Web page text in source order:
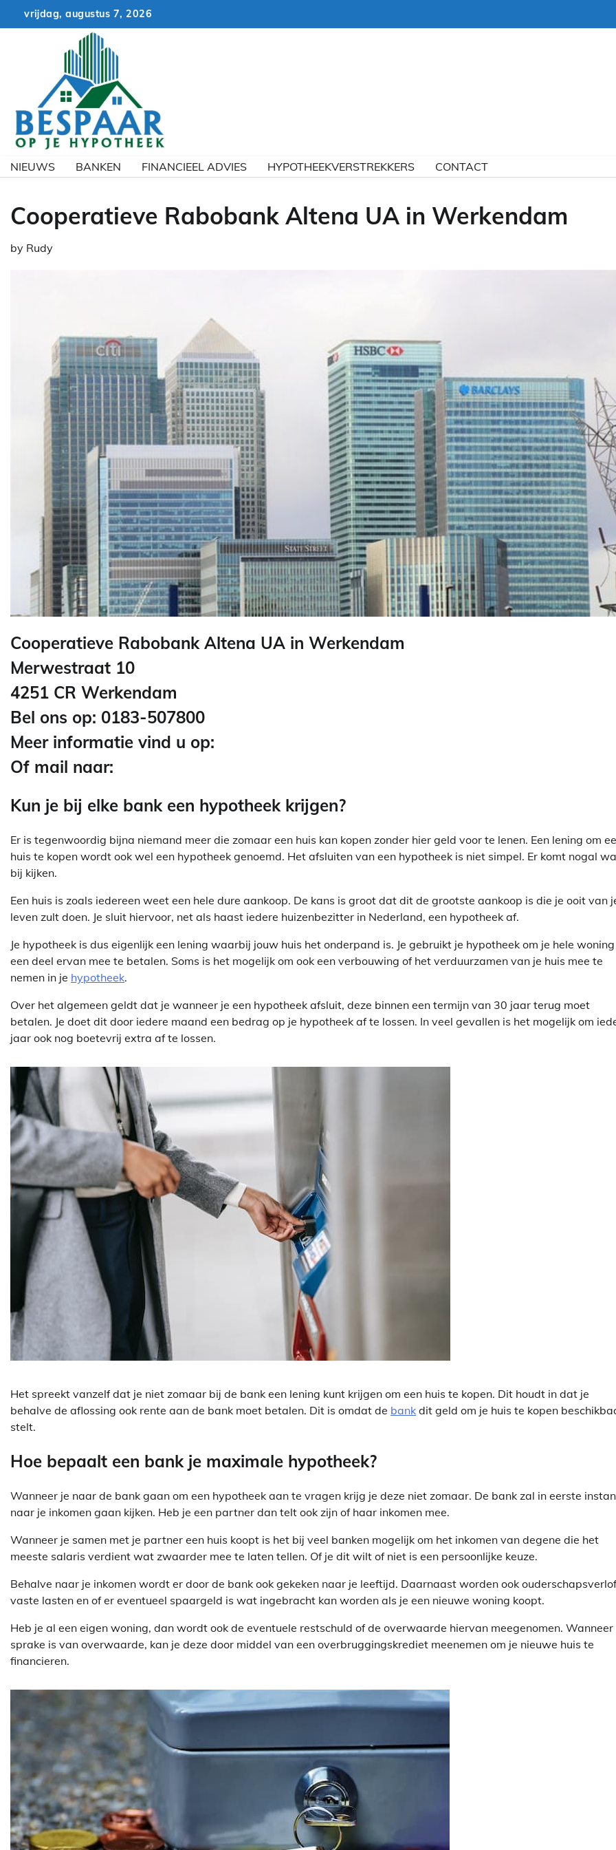
vrijdag, augustus 7, 2026
NIEUWS BANKEN FINANCIEEL ADVIES HYPOTHEEKVERSTREKKERS CONTACT
Cooperatieve Rabobank Altena UA in Werkendam
by Rudy
Cooperatieve Rabobank Altena UA in Werkendam
Merwestraat 10
4251 CR Werkendam
Bel ons op: 0183-507800
Meer informatie vind u op:
Of mail naar:
Kun je bij elke bank een hypotheek krijgen?
Er is tegenwoordig bijna niemand meer die zomaar een huis kan kopen zonder hier geld voor te lenen. Een lening om
huis te kopen wordt ook wel een hypotheek genoemd. Het afsluiten van een hypotheek is niet simpel. Er komt nogal
bij kijken.
Een huis is zoals iedereen weet een hele dure aankoop. De kans is groot dat dit de grootste aankoop is die je ooit van
leven zult doen. Je sluit hiervoor, net als haast iedere huizenbezitter in Nederland, een hypotheek af.
Je hypotheek is dus eigenlijk een lening waarbij jouw huis het onderpand is. Je gebruikt je hypotheek om je hele
een deel ervan mee te betalen. Soms is het mogelijk om ook een verbouwing of het verduurzamen van je huis mee te
nemen in je hypotheek.
Over het algemeen geldt dat je wanneer je een hypotheek afsluit, deze binnen een termijn van 30 jaar terug moet
betalen. Je doet dit door iedere maand een bedrag op je hypotheek af te lossen. In veel gevallen is het mogelijk om
jaar ook nog boetevrij extra af te lossen.
Het spreekt vanzelf dat je niet zomaar bij de bank een lening kunt krijgen om een huis te kopen. Dit houdt in dat je
behalve de aflossing ook rente aan de bank moet betalen. Dit is omdat de bank dit geld om je huis te kopen
stelt.
Hoe bepaalt een bank je maximale hypotheek?
Wanneer je naar de bank gaan om een hypotheek aan te vragen krijg je deze niet zomaar. De bank zal in eerste
naar je inkomen gaan kijken. Heb je een partner dan telt ook zijn of haar inkomen mee.
Wanneer je samen met je partner een huis koopt is het bij veel banken mogelijk om het inkomen van degene die het
meeste salaris verdient wat zwaarder mee te laten tellen. Of je dit wilt of niet is een persoonlijke keuze.
Behalve naar je inkomen wordt er door de bank ook gekeken naar je leeftijd. Daarnaast worden ook
vaste lasten en of er eventueel spaargeld is wat ingebracht kan worden als je een nieuwe woning koopt.
Heb je al een eigen woning, dan wordt ook de eventuele restschuld of de overwaarde hiervan meegenomen. Wanneer
sprake is van overwaarde, kan je deze door middel van een overbruggingskrediet meenemen om je nieuwe huis te
financieren.